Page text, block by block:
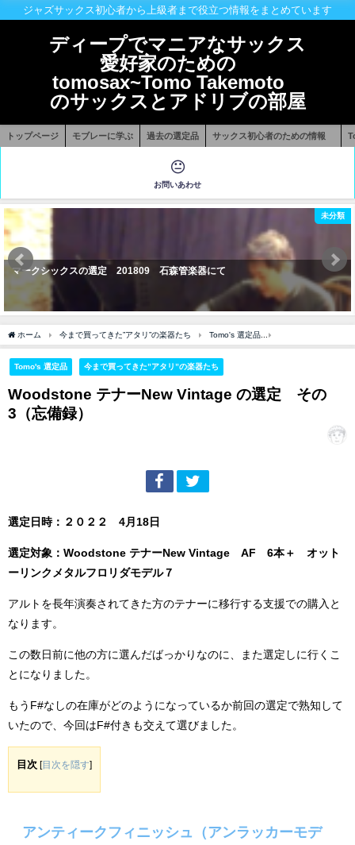
ジャズサックス初心者から上級者まで役立つ情報をまとめています
ディープでマニアなサックス
愛好家のための
tomosax~Tomo Takemoto
のサックスとアドリブの部屋
トップページ モブレーに学ぶ 過去の選定品 サックス初心者のための情報
お問いあわせ
未分類
マークシックスの選定 201809 石森管楽器にて
ホーム 今まで買ってきた”アタリ”の楽器たち Tomo's 選定品
Tomo's 選定品 今まで買ってきた”アタリ”の楽器たち
Woodstone テナーNew Vintage の選定 その
3（忘備録）
選定日時：２０２２ 4月18日
選定対象：Woodstone テナーNew Vintage AF 6本＋ オット
ーリンクメタルフロリダモデル７
アルトを長年演奏されてきた方のテナーに移行する支援での購入と
なります。
この数日前に他の方に選んだばっかりなのに、また選定しに行くこ
とになりました。
もうF#なしの在庫がどのようになっているか前回の選定で熟知して
いたので、今回はF#付きも交えて選びました。
目次 [目次を隠す]
アンティークフィニッシュ（アンラッカーモデ